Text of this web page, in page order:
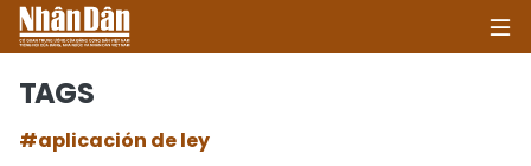
TAGS
#aplicación de ley